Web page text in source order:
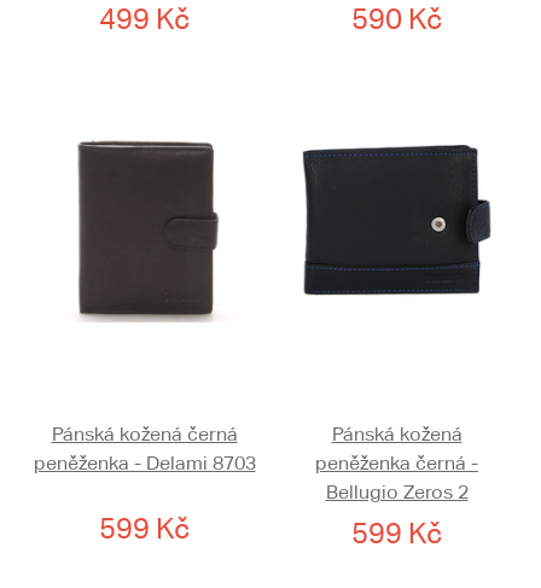
499 Kč 590 Kč
Pánská kožená černá
peněženka - Delami 8703
599 Kč
Pánská kožená
peněženka černá -
Bellugio Zeros 2
599 Kč